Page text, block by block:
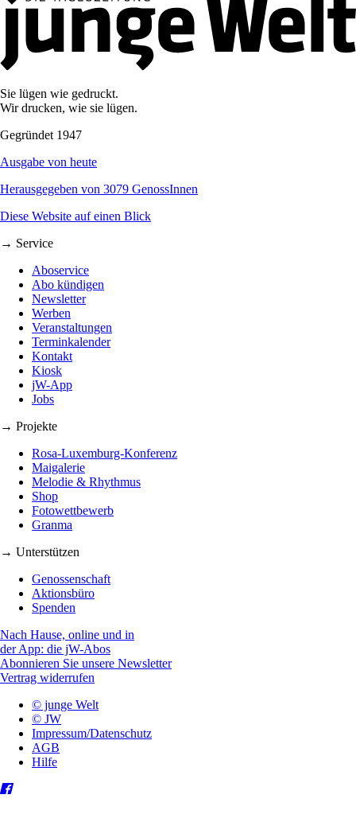
Sie lügen wie gedruckt.
Wir drucken, wie sie lügen.
Gegründet 1947
Ausgabe von heute
Herausgegeben von 3079 GenossInnen
Diese Website auf einen Blick
→ Service
Aboservice
Abo kündigen
Newsletter
Werben
Veranstaltungen
Terminkalender
Kontakt
Kiosk
jW-App
Jobs
→ Projekte
Rosa-Luxemburg-Konferenz
Maigalerie
Melodie & Rhythmus
Shop
Fotowettbewerb
Granma
→ Unterstützen
Genossenschaft
Aktionsbüro
Spenden
Nach Hause, online und in
der App: die jW-Abos
Abonnieren Sie unsere Newsletter
Vertrag widerrufen
© junge Welt
© JW
Impressum/Datenschutz
AGB
Hilfe